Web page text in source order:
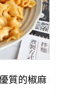
質的椒麻